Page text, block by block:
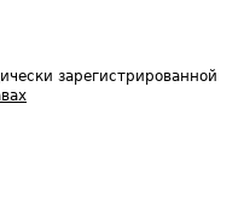
зарегистрированной